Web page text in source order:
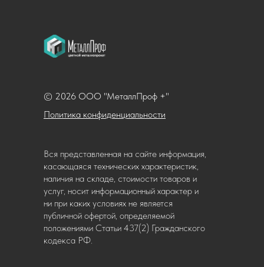
Политика конфиденциальности
© 2026 ООО "МеталлПроф +"
Вся представленная на сайте информация,
касающаяся технических характеристик,
наличия на складе, стоимости товаров и
услуг, носит информационный характер и
ни при каких условиях не является
публичной офертой, определяемой
положениями Статьи 437(2) Гражданского
кодекса РФ.